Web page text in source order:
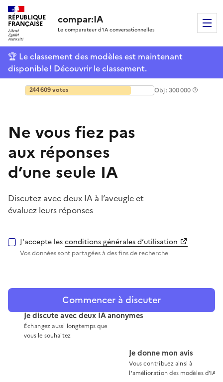
RÉPUBLIQUE
FRANÇAISE compar:IA
Le comparateur d’IA conversationnelles
🏆 Le classement des modèles est maintenant
disponible ! Découvrir le classement.
244 609 votes Obj : 300 000
Ne vous fiez pas
aux réponses
d’une seule IA
Discutez avec deux IA à l’aveugle et
évaluez leurs réponses
J'accepte lesconditions générales d’utilisation
Vos données sont partagées à des fins de recherche
Commencer à discuter
Je discute avec deux IA anonymes
Échangez aussi longtemps que
vous le souhaitez
Je donne mon avis
Vous contribuez ainsi à
l'amélioration des modèles d’IA